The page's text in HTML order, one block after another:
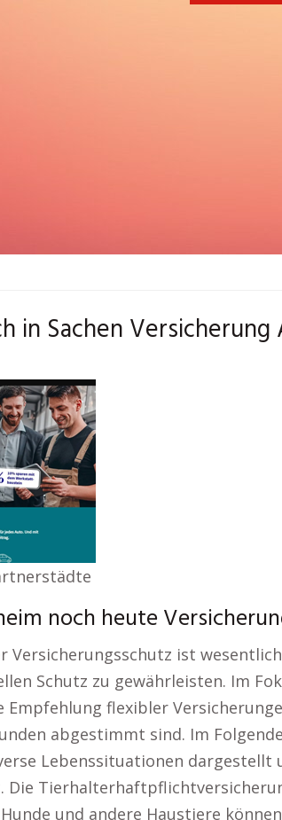
in Sachen
noch heute
Versicherungsschutz ist
Schutz zu gewährleisten. Im
flexibler
abgestimmt sind. Im
Lebenssituationen dargestellt
Die
und andere Haustiere